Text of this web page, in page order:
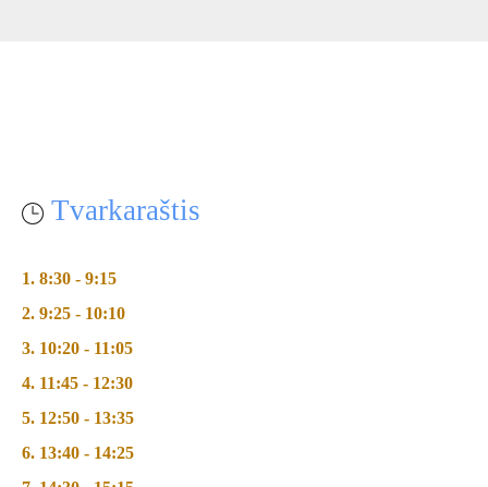
Tvarkaraštis
1. 8:30 - 9:15
2. 9:25 - 10:10
3. 10:20 - 11:05
4. 11:45 - 12:30
5. 12:50 - 13:35
6. 13:40 - 14:25